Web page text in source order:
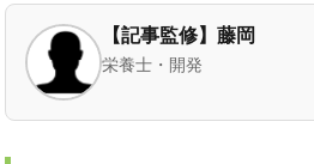
【記事監修】藤岡
栄養士・開発